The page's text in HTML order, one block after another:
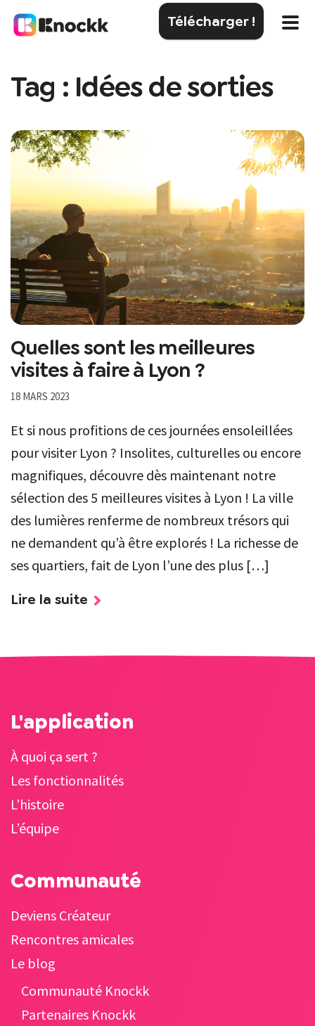
Télécharger !
Tag : Idées de sorties
Quelles sont les meilleures
visites à faire à Lyon ?
18 MARS 2023
Et si nous profitions de ces journées ensoleillées
pour visiter Lyon ? Insolites, culturelles ou encore
magnifiques, découvre dès maintenant notre
sélection des 5 meilleures visites à Lyon ! La ville
des lumières renferme de nombreux trésors qui
ne demandent qu’à être explorés ! La richesse de
ses quartiers, fait de Lyon l’une des plus […]
Lire la suite
L'application
À quoi ça sert ?
Les fonctionnalités
L’histoire
L’équipe
Communauté
Deviens Créateur
Rencontres amicales
Le blog
Communauté Knockk
Partenaires Knockk